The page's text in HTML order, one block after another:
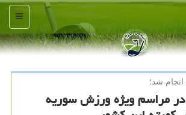
منو
شد؛
مراسم ویژه ورزش سوریه